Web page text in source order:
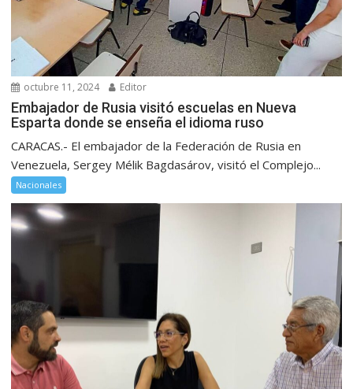
octubre 11, 2024 Editor
Embajador de Rusia visitó escuelas en Nueva
Esparta donde se enseña el idioma ruso
CARACAS.- El embajador de la Federación de Rusia en
Venezuela, Sergey Mélik Bagdasárov, visitó el Complejo...
Nacionales